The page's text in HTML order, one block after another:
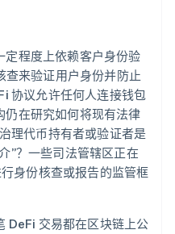
定程度上依赖客户身份验
查来验证用户身份并防止
协议允许任何人连接钱包
在研究如何将现有法律
理代币持有者或验证者是
”？一些司法管辖区正在
身份核查或报告的监管框
DeFi 交易都在区块链上公